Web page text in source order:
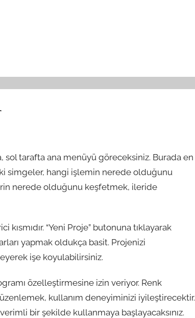
sol tarafta ana menüyü göreceksiniz. Burada en
simgeler, hangi işlemin nerede olduğunu
nerede olduğunu keşfetmek, ileride
“Yeni Proje” butonuna tıklayarak
yapmak oldukça basit. Projenizi
işe koyulabilirsiniz.
özelleştirmesine izin veriyor. Renk
kullanım deneyiminizi iyileştirecektir.
bir şekilde kullanmaya başlayacaksınız.